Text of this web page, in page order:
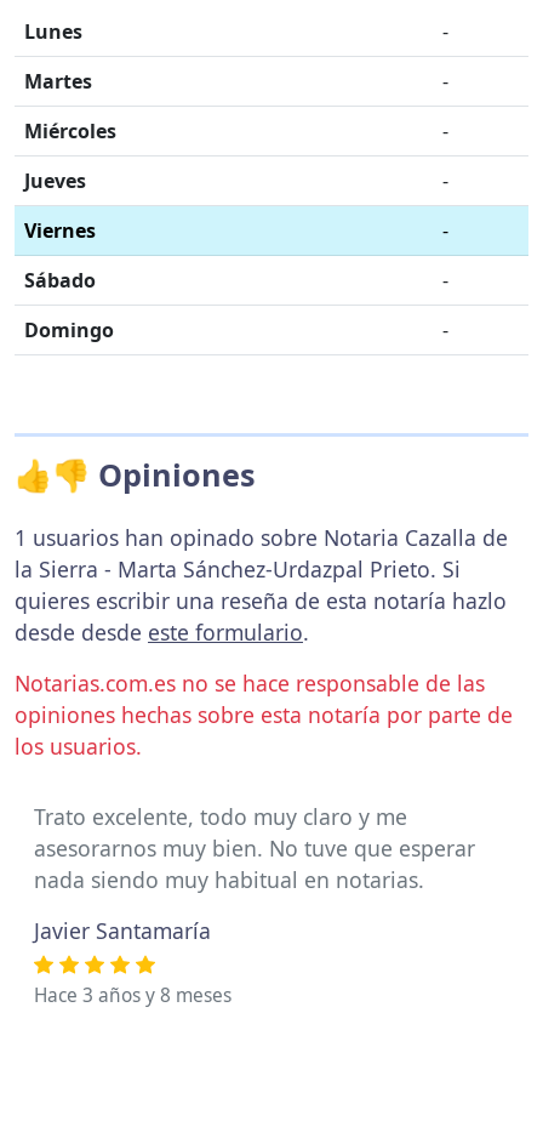
Lunes
-
Martes
-
Miércoles
-
Jueves
-
Viernes
-
Sábado
-
Domingo
-
👍👎 Opiniones
1 usuarios han opinado sobre Notaria Cazalla de
la Sierra - Marta Sánchez-Urdazpal Prieto. Si
quieres escribir una reseña de esta notaría hazlo
desde desde este formulario.
Notarias.com.es no se hace responsable de las
opiniones hechas sobre esta notaría por parte de
los usuarios.
Trato excelente, todo muy claro y me
asesorarnos muy bien. No tuve que esperar
nada siendo muy habitual en notarias.
Javier Santamaría
Hace 3 años y 8 meses